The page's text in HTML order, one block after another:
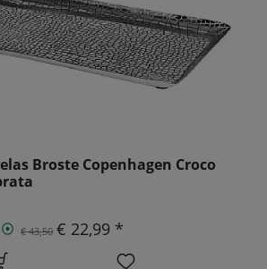
Broste Copenhagen Croco
€ 43,50 € 22,99 *